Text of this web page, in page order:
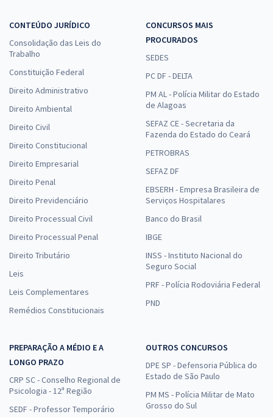
CONTEÚDO JURÍDICO
Consolidação das Leis do
Trabalho
Constituição Federal
Direito Administrativo
Direito Ambiental
Direito Civil
Direito Constitucional
Direito Empresarial
Direito Penal
Direito Previdenciário
Direito Processual Civil
Direito Processual Penal
Direito Tributário
Leis
Leis Complementares
Remédios Constitucionais
CONCURSOS MAIS
PROCURADOS
SEDES
PC DF - DELTA
PM AL - Polícia Militar do Estado
de Alagoas
SEFAZ CE - Secretaria da
Fazenda do Estado do Ceará
PETROBRAS
SEFAZ DF
EBSERH - Empresa Brasileira de
Serviços Hospitalares
Banco do Brasil
IBGE
INSS - Instituto Nacional do
Seguro Social
PRF - Polícia Rodoviária Federal
PND
PREPARAÇÃO A MÉDIO E A
LONGO PRAZO
CRP SC - Conselho Regional de
Psicologia - 12ª Região
SEDF - Professor Temporário
OUTROS CONCURSOS
DPE SP - Defensoria Pública do
Estado de São Paulo
PM MS - Polícia Militar de Mato
Grosso do Sul